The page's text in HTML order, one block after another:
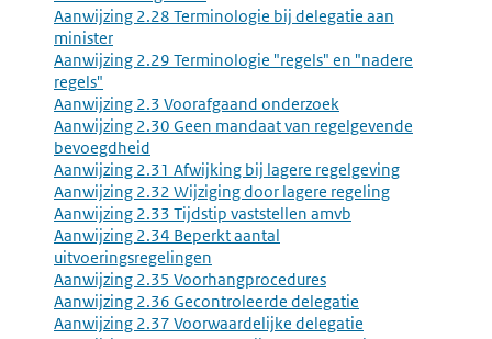
Aanwijzing 2.28 Terminologie bij delegatie aan
minister
Aanwijzing 2.29 Terminologie "regels" en "nadere
regels"
Aanwijzing 2.3 Voorafgaand onderzoek
Aanwijzing 2.30 Geen mandaat van regelgevende
bevoegdheid
Aanwijzing 2.31 Afwijking bij lagere regelgeving
Aanwijzing 2.32 Wijziging door lagere regeling
Aanwijzing 2.33 Tijdstip vaststellen amvb
Aanwijzing 2.34 Beperkt aantal
uitvoeringsregelingen
Aanwijzing 2.35 Voorhangprocedures
Aanwijzing 2.36 Gecontroleerde delegatie
Aanwijzing 2.37 Voorwaardelijke delegatie